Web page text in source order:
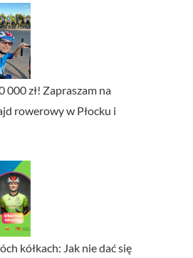
000 zł! Zapraszam na
rowerowy w Płocku i
kółkach: Jak nie dać się